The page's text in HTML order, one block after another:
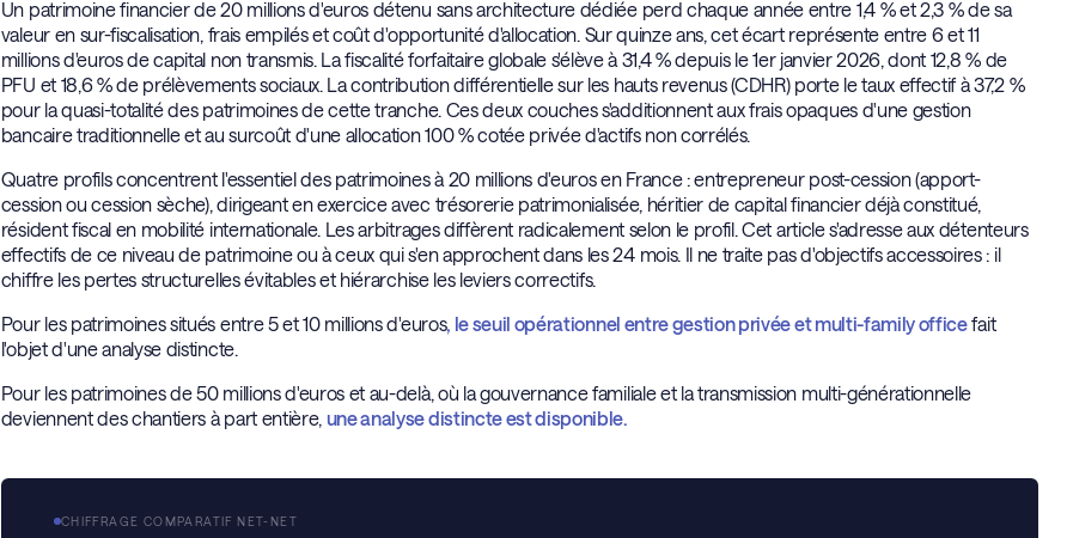
Un patrimoine financier de 20 millions d'euros détenu sans architecture dédiée perd chaque année entre 1,4 % et 2,3 % de sa
valeur en sur-fiscalisation, frais empilés et coût d'opportunité d'allocation. Sur quinze ans, cet écart représente entre 6 et 11
millions d'euros de capital non transmis. La fiscalité forfaitaire globale s'élève à 31,4 % depuis le 1er janvier 2026, dont 12,8 % de
PFU et 18,6 % de prélèvements sociaux. La contribution différentielle sur les hauts revenus (CDHR) porte le taux effectif à 37,2 %
pour la quasi-totalité des patrimoines de cette tranche. Ces deux couches s'additionnent aux frais opaques d'une gestion
bancaire traditionnelle et au surcoût d'une allocation 100 % cotée privée d'actifs non corrélés.
Quatre profils concentrent l'essentiel des patrimoines à 20 millions d'euros en France : entrepreneur post-cession (apport-
cession ou cession sèche), dirigeant en exercice avec trésorerie patrimonialisée, héritier de capital financier déjà constitué,
résident fiscal en mobilité internationale. Les arbitrages diffèrent radicalement selon le profil. Cet article s'adresse aux détenteurs
effectifs de ce niveau de patrimoine ou à ceux qui s'en approchent dans les 24 mois. Il ne traite pas d'objectifs accessoires : il
chiffre les pertes structurelles évitables et hiérarchise les leviers correctifs.
Pour les patrimoines situés entre 5 et 10 millions d'euros, le seuil opérationnel entre gestion privée et multi-family officefait
l'objet d'une analyse distincte.
Pour les patrimoines de 50 millions d'euros et au-delà, où la gouvernance familiale et la transmission multi-générationnelle
deviennent des chantiers à part entière, une analyse distincte est disponible.
CHIFFRAGE COMPARATIF NET-NET